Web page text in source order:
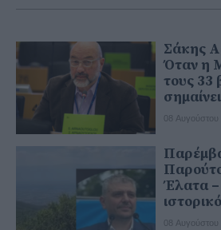
Σάκης
Όταν η
τους 33
08 Αυγούστου
Έλατα –
08 Αυγούστου